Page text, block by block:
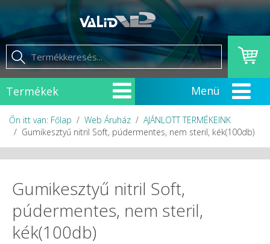
Termékek
Őn itt van: Főlap Web Áruház
AJÁNLOTT TERMÉKEINK
Gumikesztyű nitril Soft, púdermentes, nem steril, kék(100db)
Gumikesztyű nitril Soft,
púdermentes, nem steril,
kék(100db)